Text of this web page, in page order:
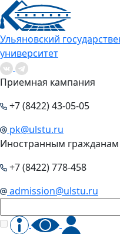
Ульяновский
университет
Приемная кампания
+7 (8422) 43-05-05
pk@ulstu.ru
Иностранным гражданам
+7 (8422) 778-458
admission@ulstu.ru